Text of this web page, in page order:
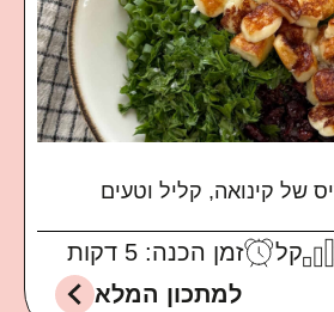
של קינואה, קליל וטעים
קל
זמן הכנה: 5 דקות
למתכון המלא